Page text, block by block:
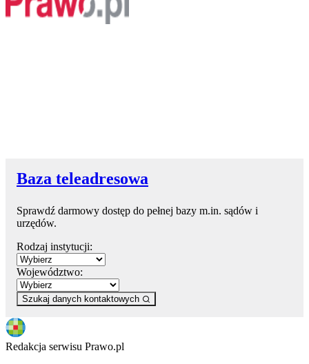
Baza teleadresowa
Sprawdź darmowy dostęp do pełnej bazy m.in. sądów i
urzędów.
Rodzaj instytucji:
Województwo:
Szukaj danych kontaktowych
Redakcja serwisu Prawo.pl